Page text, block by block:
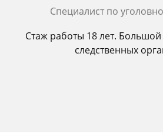
Cпециалист по
Стаж работы 18 лет.
следственных